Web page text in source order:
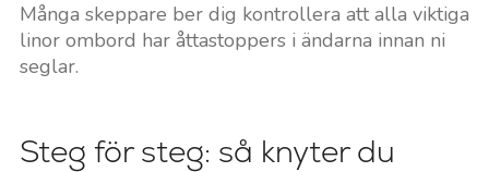
Många skeppare ber dig kontrollera att alla viktiga
linor ombord har åttastoppers i ändarna innan ni
seglar.
Steg för steg: så knyter du